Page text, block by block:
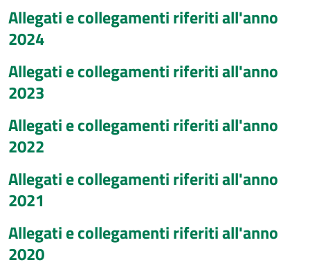
Allegati e collegamenti riferiti all'anno
2024
Allegati e collegamenti riferiti all'anno
2023
Allegati e collegamenti riferiti all'anno
2022
Allegati e collegamenti riferiti all'anno
2021
Allegati e collegamenti riferiti all'anno
2020